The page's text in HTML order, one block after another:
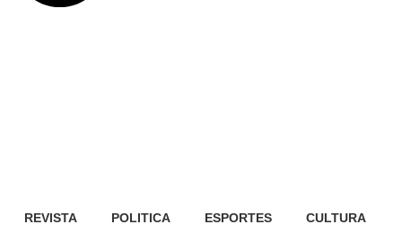
REVISTA POLITICA ESPORTES
CULTURA